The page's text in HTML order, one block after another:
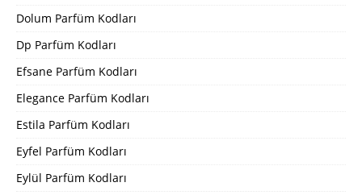
Dolum Parfüm Kodları
Dp Parfüm Kodları
Efsane Parfüm Kodları
Elegance Parfüm Kodları
Estila Parfüm Kodları
Eyfel Parfüm Kodları
Eylül Parfüm Kodları